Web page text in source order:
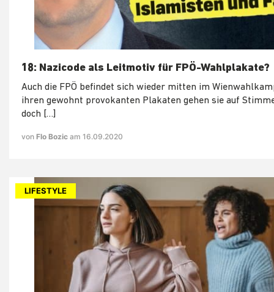
18: Nazicode als Leitmotiv für FPÖ-Wahlplakate?
Auch die FPÖ befindet sich wieder mitten im
ihren gewohnt provokanten Plakaten gehen sie auf
doch […]
von Flo Bozic am 16.09.2020
LIFESTYLE